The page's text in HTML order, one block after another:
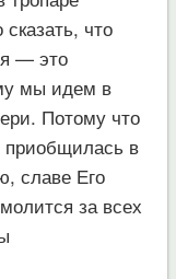
что
— это
мы идем в
Потому что
приобщилась в
славе Его
за всех